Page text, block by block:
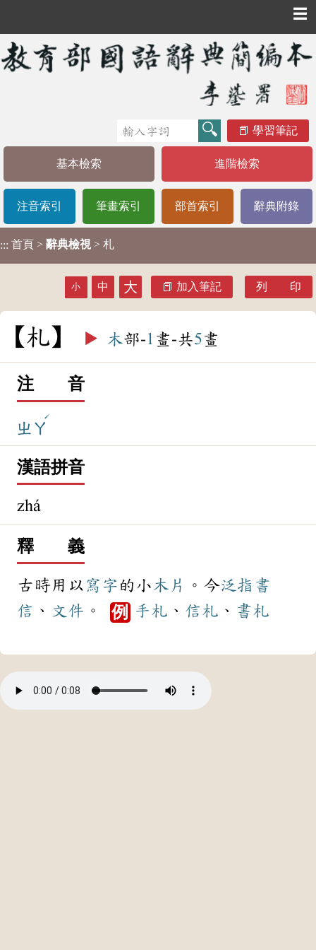
☰
學習筆記
基本檢索 進階檢索
注音索引 筆畫索引 部首索引 辭典附錄
::: 首頁 > 辭典檢視 > 札
小 中 大 加入筆記 列 印
札 ▶️ 木部-1 畫-共5畫
注 音
ㄓㄚ
ˊ
漢語拼音
zhá
釋 義
古時用以 寫字 的小木片 。今泛指 書
信 、 文件 。 例 手札 、 信札 、 書札